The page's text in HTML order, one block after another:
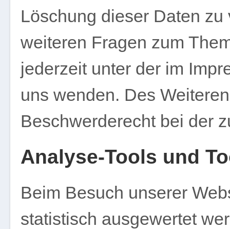
Löschung dieser Daten
weiteren Fragen zum
jederzeit unter der im
uns wenden. Des
Beschwerderecht bei der
Analyse-Tools und
Beim Besuch unserer
statistisch ausgewertet